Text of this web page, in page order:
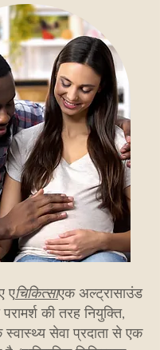
एचिकित्साएक अल्ट्रासाउंड
की तरह नियुक्ति,
सेवा प्रदाता से एक